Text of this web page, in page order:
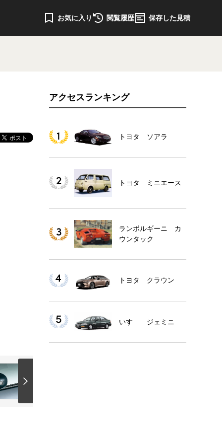
お気に入り 閲覧履歴 保存した見積
アクセスランキング
トヨタ ソアラ
トヨタ ミニエース
ランボルギーニ カ
ウンタック
トヨタ クラウン
いすゞ ジェミニ